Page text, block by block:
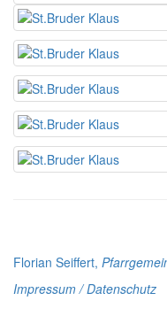
Florian Seiffert,
Impressum / Datenschutz